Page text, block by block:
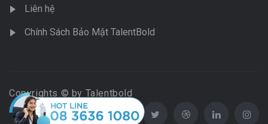
Liên hệ
Chính Sách Bảo Mật TalentBold
Copyrights © by Talentbold